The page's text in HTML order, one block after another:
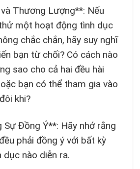
Thương Lượng**: Nếu
một hoạt động tình dục
chắc chắn, hãy suy nghĩ
bạn từ chối? Có cách nào
sao cho cả hai đều hài
bạn có thể tham gia vào
khi?
Đồng Ý**: Hãy nhớ rằng
phải đồng ý với bất kỳ
nào diễn ra.